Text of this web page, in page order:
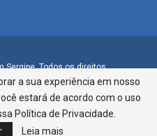
Sergipe. Todos os direitos
276, Bairro São José |
79.2106.8000 - CI Centro de
LTDA
a sua experiência em nosso
estará de acordo com o uso
Política de Privacidade.
Leia mais